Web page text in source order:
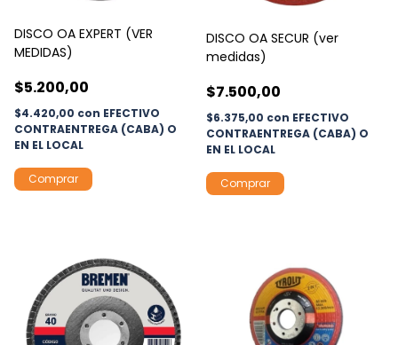
DISCO OA EXPERT (VER
MEDIDAS)
$5.200,00
$4.420,00 con EFECTIVO
CONTRAENTREGA (CABA) O
EN EL LOCAL
Comprar
DISCO OA SECUR (ver
medidas)
$7.500,00
$6.375,00 con EFECTIVO
CONTRAENTREGA (CABA) O
EN EL LOCAL
Comprar